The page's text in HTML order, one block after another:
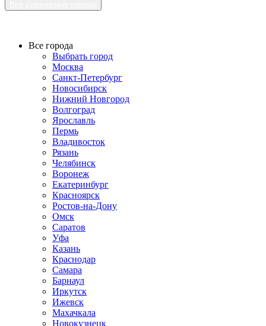
Все города
Выбрать город
Москва
Санкт-Петербург
Новосибирск
Нижний Новгород
Волгоград
Ярославль
Пермь
Владивосток
Рязань
Челябинск
Воронеж
Екатеринбург
Красноярск
Ростов-на-Дону
Омск
Саратов
Уфа
Казань
Краснодар
Самара
Барнаул
Иркутск
Ижевск
Махачкала
Новокузнецк